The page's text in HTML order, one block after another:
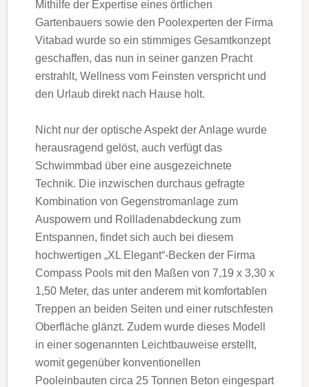
Mithilfe der Expertise eines örtlichen
Gartenbauers sowie den Poolexperten der Firma
Vitabad wurde so ein stimmiges Gesamtkonzept
geschaffen, das nun in seiner ganzen Pracht
erstrahlt, Wellness vom Feinsten verspricht und
den Urlaub direkt nach Hause holt.
Nicht nur der optische Aspekt der Anlage wurde
herausragend gelöst, auch verfügt das
Schwimmbad über eine ausgezeichnete
Technik. Die inzwischen durchaus gefragte
Kombination von Gegenstromanlage zum
Auspowern und Rollladenabdeckung zum
Entspannen, findet sich auch bei diesem
hochwertigen „XL Elegant“-Becken der Firma
Compass Pools mit den Maßen von 7,19 x 3,30 x
1,50 Meter, das unter anderem mit komfortablen
Treppen an beiden Seiten und einer rutschfesten
Oberfläche glänzt. Zudem wurde dieses Modell
in einer sogenannten Leichtbauweise erstellt,
womit gegenüber konventionellen
Pooleinbauten circa 25 Tonnen Beton eingespart